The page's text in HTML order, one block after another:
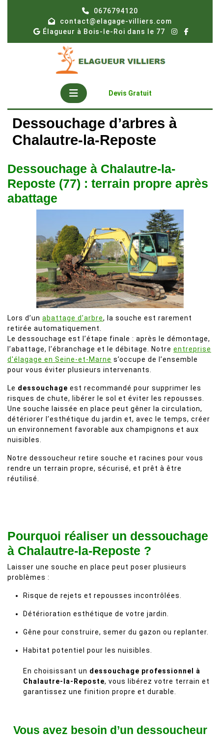
0676794120
contact@elagage-villiers.com
Élagueur à Bois-le-Roi dans le 77
Open
Button
Devis Gratuit
Dessouchage d’arbres à
Chalautre-la-Reposte
Dessouchage à Chalautre-la-
Reposte (77) : terrain propre après
abattage
Lors d’un abattage d’arbre, la souche est rarement
retirée automatiquement.
Le dessouchage est l’étape finale : après le démontage,
l’abattage, l’ébranchage et le débitage. Notre entreprise
d'élagage en Seine-et-Marne s’occupe de l’ensemble
pour vous éviter plusieurs intervenants.
Le dessouchage est recommandé pour supprimer les
risques de chute, libérer le sol et éviter les repousses.
Une souche laissée en place peut gêner la circulation,
détériorer l’esthétique du jardin et, avec le temps, créer
un environnement favorable aux champignons et aux
nuisibles.
Notre dessoucheur retire souche et racines pour vous
rendre un terrain propre, sécurisé, et prêt à être
réutilisé.
Pourquoi réaliser un dessouchage
à Chalautre-la-Reposte ?
Laisser une souche en place peut poser plusieurs
problèmes :
Risque de rejets et repousses incontrôlées.
Détérioration esthétique de votre jardin.
Gêne pour construire, semer du gazon ou replanter.
Habitat potentiel pour les nuisibles.
En choisissant un dessouchage professionnel à
Chalautre-la-Reposte, vous libérez votre terrain et
garantissez une finition propre et durable.
Vous avez besoin d’un dessoucheur